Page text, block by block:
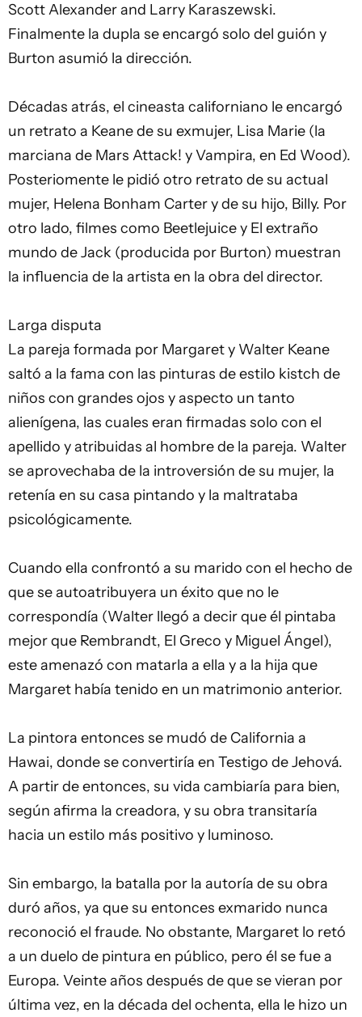
Scott Alexander and Larry Karaszewski.
Finalmente la dupla se encargó solo del guión y
Burton asumió la dirección.
Décadas atrás, el cineasta californiano le encargó
un retrato a Keane de su exmujer, Lisa Marie (la
marciana de Mars Attack! y Vampira, en Ed Wood).
Posteriomente le pidió otro retrato de su actual
mujer, Helena Bonham Carter y de su hijo, Billy. Por
otro lado, filmes como Beetlejuice y El extraño
mundo de Jack (producida por Burton) muestran
la influencia de la artista en la obra del director.
Larga disputa
La pareja formada por Margaret y Walter Keane
saltó a la fama con las pinturas de estilo kistch de
niños con grandes ojos y aspecto un tanto
alienígena, las cuales eran firmadas solo con el
apellido y atribuidas al hombre de la pareja. Walter
se aprovechaba de la introversión de su mujer, la
retenía en su casa pintando y la maltrataba
psicológicamente.
Cuando ella confrontó a su marido con el hecho de
que se autoatribuyera un éxito que no le
correspondía (Walter llegó a decir que él pintaba
mejor que Rembrandt, El Greco y Miguel Ángel),
este amenazó con matarla a ella y a la hija que
Margaret había tenido en un matrimonio anterior.
La pintora entonces se mudó de California a
Hawai, donde se convertiría en Testigo de Jehová.
A partir de entonces, su vida cambiaría para bien,
según afirma la creadora, y su obra transitaría
hacia un estilo más positivo y luminoso.
Sin embargo, la batalla por la autoría de su obra
duró años, ya que su entonces exmarido nunca
reconoció el fraude. No obstante, Margaret lo retó
a un duelo de pintura en público, pero él se fue a
Europa. Veinte años después de que se vieran por
última vez, en la década del ochenta, ella le hizo un